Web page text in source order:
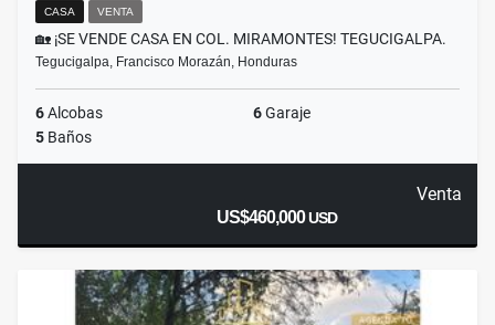
CASA VENTA
🏡 ¡SE VENDE CASA EN COL. MIRAMONTES! TEGUCIGALPA.
Tegucigalpa, Francisco Morazán, Honduras
6Alcobas 6Garaje
5 Baños
Venta
US$460,000USD